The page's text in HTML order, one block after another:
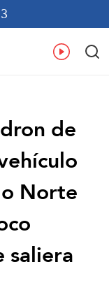
de
Norte
saliera